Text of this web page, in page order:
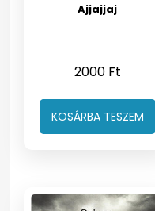
Ajjajjaj
2000 Ft
KOSÁRBA TESZEM